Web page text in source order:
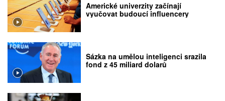
Americké univerzity začínají
vyučovat budoucí influencery
Sázka na umělou inteligenci srazila
fond z 45 miliard dolarů